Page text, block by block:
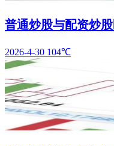
普通炒股与配资炒
2026-4-30 104℃